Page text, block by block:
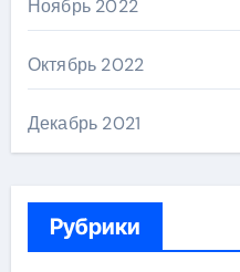
Ноябрь 2022
Октябрь 2022
Декабрь 2021
Рубрики